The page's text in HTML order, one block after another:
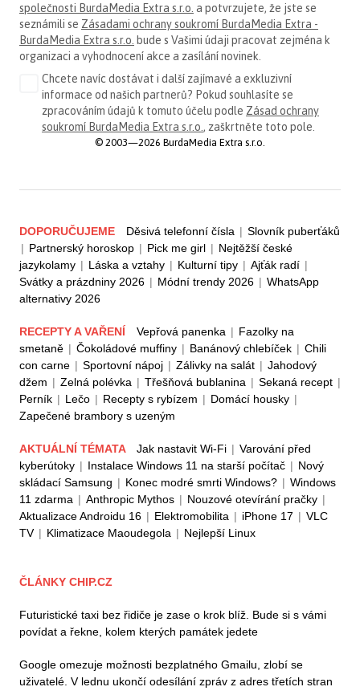
společnosti BurdaMedia Extra s.r.o. a potvrzujete, že jste se
seznámili se Zásadami ochrany soukromí BurdaMedia Extra -
BurdaMedia Extra s.r.o. bude s Vašimi údaji pracovat zejména k
organizaci a vyhodnocení akce a zasílání novinek.
Chcete navíc dostávat i další zajímavé a exkluzivní
informace od našich partnerů? Pokud souhlasíte se
zpracováním údajů k tomuto účelu podle Zásad ochrany
soukromí BurdaMedia Extra s.r.o. , zaškrtněte toto pole.
© 2003—2026 BurdaMedia Extra s.r.o.
DOPORUČUJEME Děsivá telefonní čísla | Slovník puberťáků
| Partnerský horoskop | Pick me girl | Nejtěžší české
jazykolamy | Láska a vztahy | Kulturní tipy | Ajťák radí |
Svátky a prázdniny 2026 | Módní trendy 2026 | WhatsApp
alternativy 2026
RECEPTY A VAŘENÍ Vepřová panenka | Fazolky na
smetaně | Čokoládové muffiny | Banánový chlebíček | Chili
con carne | Sportovní nápoj | Zálivky na salát | Jahodový
džem | Zelná polévka | Třešňová bublanina | Sekaná recept |
Perník | Lečo | Recepty s rybízem | Domácí housky |
Zapečené brambory s uzeným
AKTUÁLNÍ TÉMATA Jak nastavit Wi-Fi | Varování před
kyberútoky | Instalace Windows 11 na starší počítač | Nový
skládací Samsung | Konec modré smrti Windows? | Windows
11 zdarma | Anthropic Mythos | Nouzové otevírání pračky |
Aktualizace Androidu 16 | Elektromobilita | iPhone 17 | VLC
TV | Klimatizace Maoudegola | Nejlepší Linux
ČLÁNKY CHIP.CZ
Futuristické taxi bez řidiče je zase o krok blíž. Bude si s vámi
povídat a řekne, kolem kterých památek jedete
Google omezuje možnosti bezplatného Gmailu, zlobí se
uživatelé. V lednu ukončí odesílání zpráv z adres třetích stran